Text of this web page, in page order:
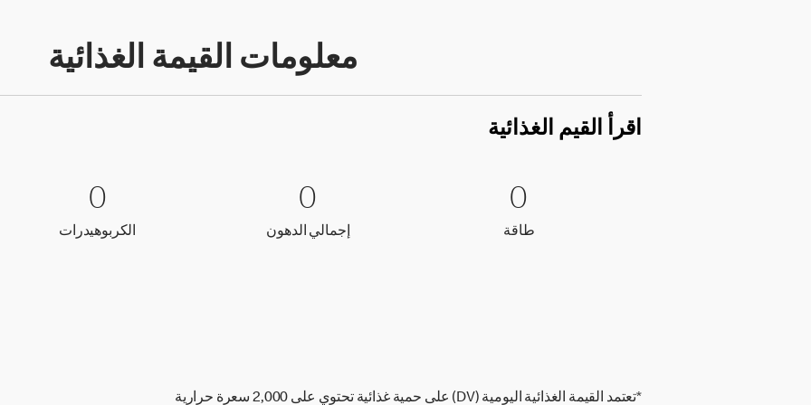
معلومات القيمة الغذائية
اقرأ القيم الغذائية
0 طاقة
0
0
طاقة
0 إجمالي الدهون
0
0
إجمالي الدهونإجمالي الدهون
0 الكربوهيدرات
0
الكربوهيدرات
*تعتمد القيمة الغذائية اليومية (DV) على حمية غذائية تحتوي على 2,000 سعرة حرارية